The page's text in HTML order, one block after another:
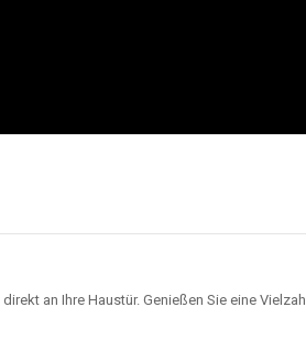
direkt an Ihre Haustür. Genießen Sie eine Vielzahl